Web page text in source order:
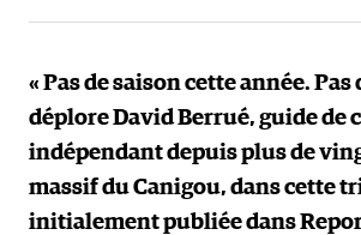
« Pas de saison cette année. Pas
déplore David Berrué, guide de
indépendant depuis plus de
massif du Canigou, dans cette
initialement publiée dans